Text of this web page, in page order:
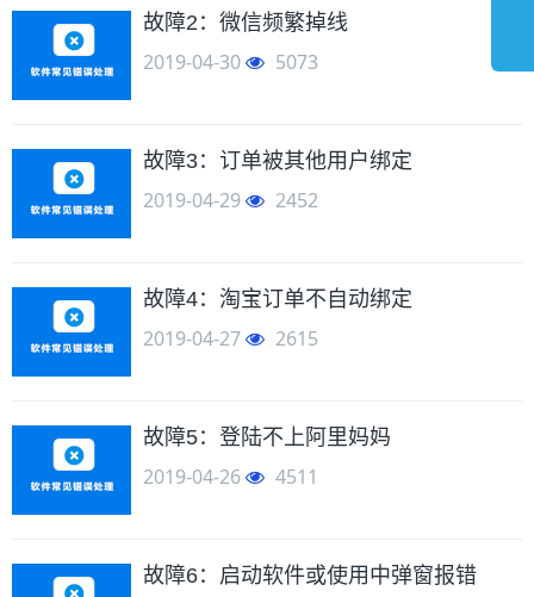
故障2：微信频繁掉线
2019-04-30 5073
故障3：订单被其他用户绑定
2019-04-29 2452
故障4：淘宝订单不自动绑定
2019-04-27 2615
故障5：登陆不上阿里妈妈
2019-04-26 4511
故障6：启动软件或使用中弹窗报错